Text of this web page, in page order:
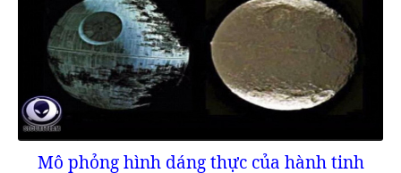
Mô phỏng hình dáng thực của hành tinh